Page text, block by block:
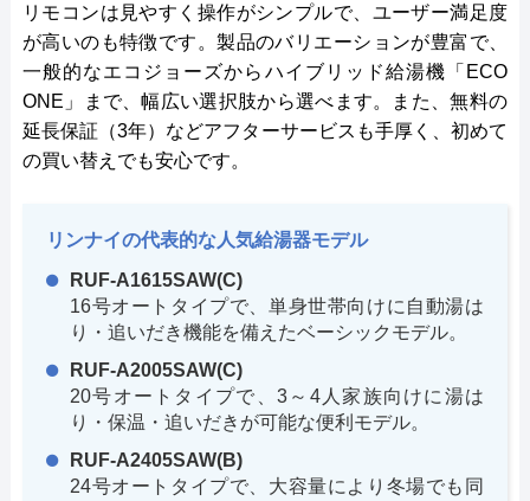
リモコンは見やすく操作がシンプルで、ユーザー満足度
が高いのも特徴です。製品のバリエーションが豊富で、
一般的なエコジョーズからハイブリッド給湯機「ECO
ONE」まで、幅広い選択肢から選べます。また、無料の
延長保証（3年）などアフターサービスも手厚く、初めて
の買い替えでも安心です。
リンナイの代表的な人気給湯器モデル
RUF-A1615SAW(C)
16号オートタイプで、単身世帯向けに自動湯は
り・追いだき機能を備えたベーシックモデル。
RUF-A2005SAW(C)
20号オートタイプで、3～4人家族向けに湯は
り・保温・追いだきが可能な便利モデル。
RUF-A2405SAW(B)
24号オートタイプで、大容量により冬場でも同